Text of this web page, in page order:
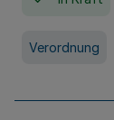
Verordnung